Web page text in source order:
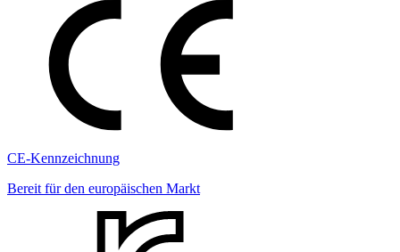
CE-Kennzeichnung
Bereit für den europäischen Markt